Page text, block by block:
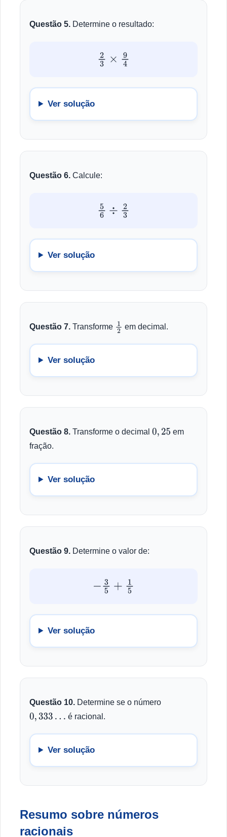
Questão 5. Determine o resultado:
23 ×9 4
Ver solução
Questão 6. Calcule:
56 ÷2 3
Ver solução
Questão 7. Transforme 12 em decimal.
Ver solução
Questão 8. Transforme o decimal 0,25 em
fração.
Ver solução
Questão 9. Determine o valor de:
−35+15
Ver solução
Questão 10. Determine se o número
0,333… é racional.
Ver solução
Resumo sobre números
racionais